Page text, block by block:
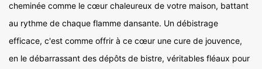
cheminée comme le cœur chaleureux de votre maison, battant
au rythme de chaque flamme dansante. Un débistrage
efficace, c'est comme offrir à ce cœur une cure de jouvence,
en le débarrassant des dépôts de bistre, véritables fléaux pour